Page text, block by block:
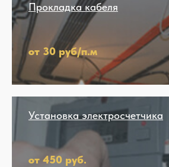
Прокладка кабеля
от 30 руб/п.м
Установка электросчетчика
от 450 руб.